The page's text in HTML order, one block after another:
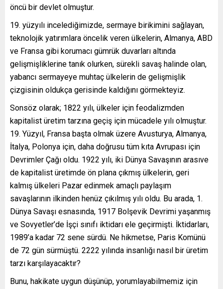
öncü bir devlet olmuştur.
yüzyılı incelediğimizde, sermaye birikimini sağlayan,
teknolojik yatırımlara öncelik veren ülkelerin, Almanya, ABD
ve Fransa gibi korumacı gümrük duvarları altında
gelişmişliklerine tanık olurken, sürekli savaş halinde olan,
yabancı sermayeye muhtaç ülkelerin de gelişmişlik
çizgisinin oldukça gerisinde kaldığını görmekteyiz.
Sonsöz olarak; 1822 yılı, ülkeler için feodalizmden
kapitalist üretim tarzına geçiş için mücadele yılı olmuştur.
19. Yüzyıl, Fransa başta olmak üzere Avusturya, Almanya,
İtalya, Polonya için, daha doğrusu tüm kıta Avrupası için
Devrimler Çağı oldu. 1922 yılı, iki Dünya Savaşının arasıve
de kapitalist üretimde ön plana çıkmış ülkelerin, geri
kalmış ülkeleri Pazar edinmek amaçlı paylaşım
savaşlarının ilkinden henüz çıkılmış yılı oldu. Bu arada, 1.
Dünya Savaşı esnasında, 1917 Bolşevik Devrimi yaşanmış
ve Sovyetler’de İşçi sınıfı iktidarı ele geçirmişti. İktidarları,
1989’a kadar 72 sene sürdü. Ne hikmetse, Paris Komünü
de 72 gün sürmüştü. 2222 yılında insanlığı nasıl bir üretim
tarzı karşılayacaktır?
Bunu, hakikate uygun düşünüp, yorumlayabilmemiz için